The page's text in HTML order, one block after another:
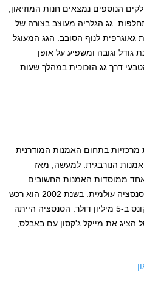
הנוספים נמצאים חנות המוזיאון,
גג הגלריה מעוצב בצורה של
גאוגרפית לנוף הסובב. הגג המעוגל
גודל וגובה ומשפיע על אופן
דרך גג הזכוכית במהלך שעות
מרכזיות בתחום האמנות המודרנית
הנורבגית. למעשה, מאז
נחשב לאחד ממוסדות האמנות החשובים
באוסלו ועוד במיקומו הקודם עורר סנסציה עולמית. בשנת 2002 הוא רכש
פסל פורצלן מצופה בזהב של ג'ף קונס ב-5 מיליון דולר. הסנסציה הייתה
הציג את מייקל ג'קסון עם באבלס,